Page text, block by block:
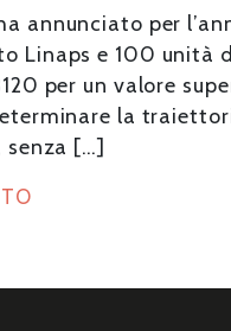
annunciato per
Linaps e 100 unità
per un valore
la
senza […]